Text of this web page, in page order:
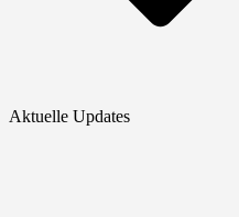
Aktuelle Updates